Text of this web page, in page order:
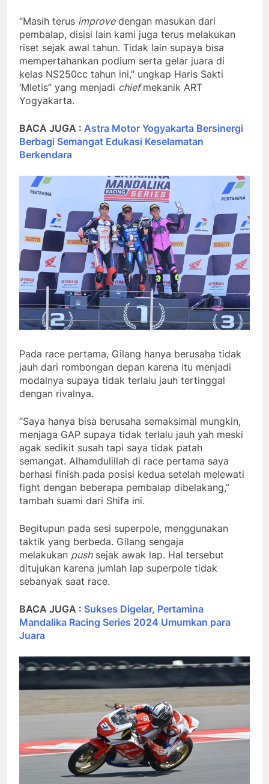
“Masih terus improvedengan masukan dari
pembalap, disisi lain kami juga terus melakukan
riset sejak awal tahun. Tidak lain supaya bisa
mempertahankan podium serta gelar juara di
kelas NS250cc tahun ini,” ungkap Haris Sakti
‘Mletis” yang menjadi chiefmekanik ART
Yogyakarta.
BACA JUGA : Astra Motor Yogyakarta Bersinergi
Berbagi Semangat Edukasi Keselamatan
Berkendara
Pada race pertama, Gilang hanya berusaha tidak
jauh dari rombongan depan karena itu menjadi
modalnya supaya tidak terlalu jauh tertinggal
dengan rivalnya.
“Saya hanya bisa berusaha semaksimal mungkin,
menjaga GAP supaya tidak terlalu jauh yah meski
agak sedikit susah tapi saya tidak patah
semangat. Alhamdulillah di race pertama saya
berhasi finish pada posisi kedua setelah melewati
fight dengan beberapa pembalap dibelakang,”
tambah suami dari Shifa ini.
Begitupun pada sesi superpole, menggunakan
taktik yang berbeda. Gilang sengaja
melakukan pushsejak awak lap. Hal tersebut
ditujukan karena jumlah lap superpole tidak
sebanyak saat race.
BACA JUGA : Sukses Digelar, Pertamina
Mandalika Racing Series 2024 Umumkan para
Juara